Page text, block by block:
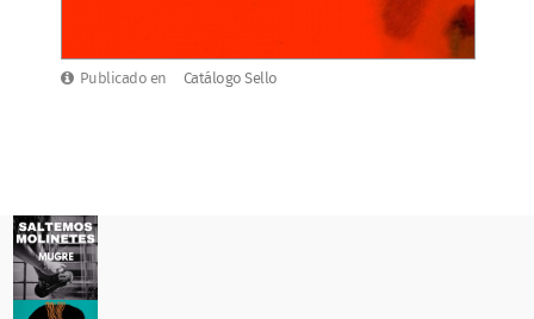
Publicado en Catálogo Sello